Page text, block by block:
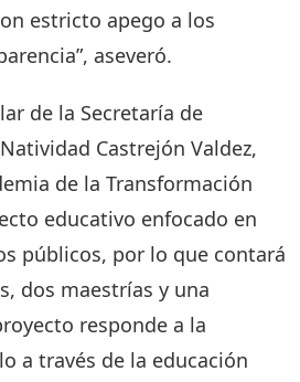
estricto apego a los
aseveró.
de la Secretaría de
Castrejón Valdez,
de la Transformación
educativo enfocado en
públicos, por lo que contará
dos maestrías y una
responde a la
a través de la educación